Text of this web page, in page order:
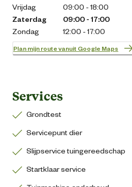
Vrijdag
09:00 - 18:00
Zaterdag
09:00 - 17:00
Zondag
12:00 - 17:00
Plan mijn route vanuit Google Maps
Services
Grondtest
Servicepunt dier
Slijpservice tuingereedschap
Startklaar service